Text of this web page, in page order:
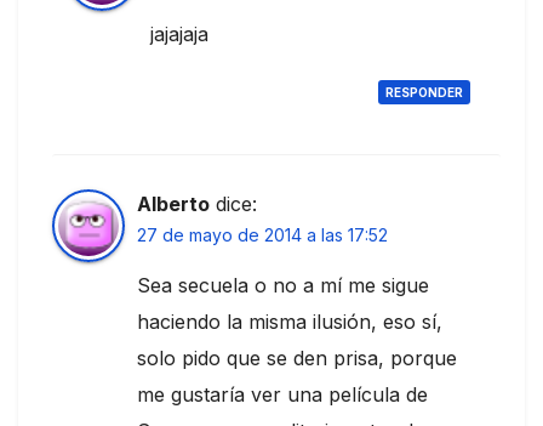
jajajaja
RESPONDER
Alberto dice:
27 de mayo de 2014 a las 17:52
Sea secuela o no a mí me sigue
haciendo la misma ilusión, eso sí,
solo pido que se den prisa, porque
me gustaría ver una película de